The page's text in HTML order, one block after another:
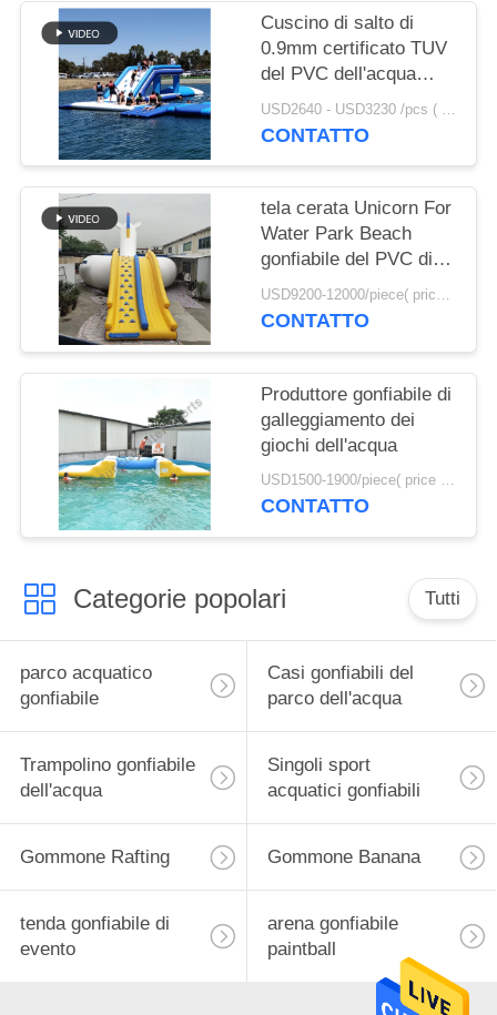
SITO
PRIVACY
POLICY
Cuscino di salto di
0.9mm certificato TUV
del PVC dell'acqua
gonfiabile UV anti-
della tela cerata da
USD2640 - USD3230 /pcs ( price just for reference, detailed prices need to be confirmed） MOQ:1PC
CONTATTO
tela cerata Unicorn For
Water Park Beach
gonfiabile del PVC di
0.9mm
USD9200-12000/piece( price just for reference, detailed prices need to be confirmed) MOQ:1PC
CONTATTO
Produttore gonfiabile di
galleggiamento dei
giochi dell'acqua
USD1500-1900/piece( price just for reference, detailed prices need to be confirmed) MOQ:1PC
CONTATTO
Categorie popolari Tutti
parco acquatico
gonfiabile
Casi gonfiabili del
parco dell'acqua
Trampolino gonfiabile
dell'acqua
Singoli sport
acquatici gonfiabili
Gommone Rafting Gommone Banana
tenda gonfiabile di
evento
arena gonfiabile
paintball